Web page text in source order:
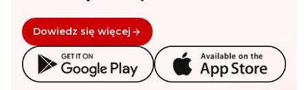
Dowiedz się więcej